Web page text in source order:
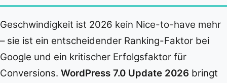
Geschwindigkeit ist 2026 kein Nice-to-have mehr
– sie ist ein entscheidender Ranking-Faktor bei
Google und ein kritischer Erfolgsfaktor für
Conversions. WordPress 7.0 Update 2026 bringt